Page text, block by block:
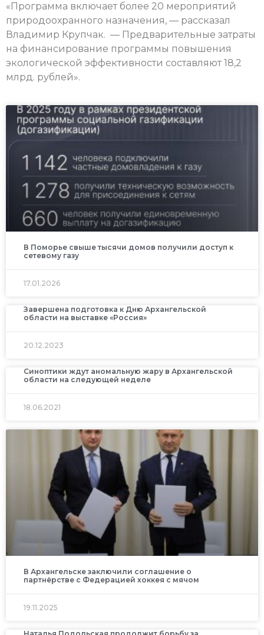
«Программа включает более 20 мероприятий
природоохранного назначения, — рассказал
Владимир Крупчак. — Предварительные затраты
на финансирование программы повышения
экологической эффективности составляют 18,2
млрд. рублей».
В Поморье свыше тысячи домов получили доступ к
сетевому газу
17.01.2026
Завершена подготовка к Дню Архангельской
области на выставке «Россия»
20.12.2023
Синоптики ждут аномальную жару в Архангельской
области на следующей неделе
18.06.2021
В Архангельске заключили соглашение о
партнёрстве с Федерацией хоккея с мячом
19.11.2025